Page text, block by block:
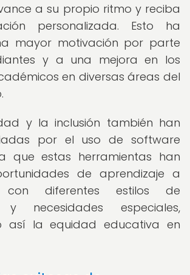
a su propio ritmo y reciba
personalizada. Esto ha
mayor motivación por parte
y a una mejora en los
en diversas áreas del
y la inclusión también han
por el uso de software
que estas herramientas han
de aprendizaje a
con diferentes estilos de
y necesidades especiales,
así la equidad educativa en